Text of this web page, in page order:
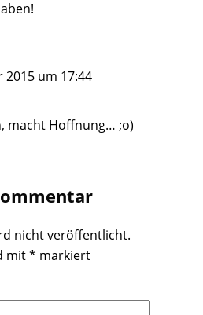
2015 um 17:44
macht Hoffnung… ;o)
nicht veröffentlicht.
mit* markiert